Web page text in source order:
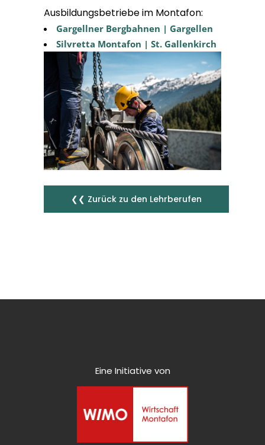
Ausbildungsbetriebe im Montafon:
Gargellner Bergbahnen | Gargellen
Silvretta Montafon | St. Gallenkirch
❮❮ Zurück zu den Lehrberufen
Eine Initiative von